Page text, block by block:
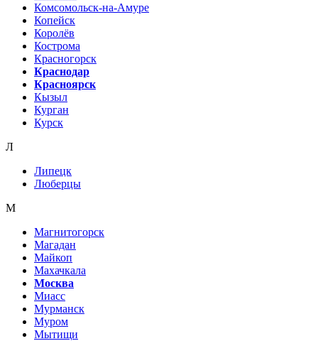
Комсомольск-на-Амуре
Копейск
Королёв
Кострома
Красногорск
Краснодар
Красноярск
Кызыл
Курган
Курск
Л
Липецк
Люберцы
М
Магнитогорск
Магадан
Майкоп
Махачкала
Москва
Миасс
Мурманск
Муром
Мытищи